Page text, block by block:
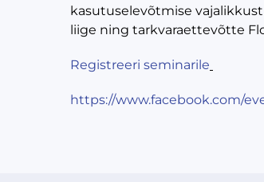
kasutuselevõtmise
liige ning tarkvaraettevõtte
Registreeri seminarile
https://www.facebook.com/